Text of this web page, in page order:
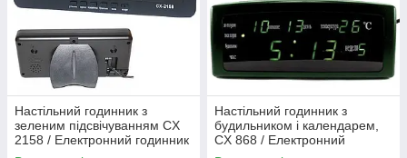
Настільний годинник з
зеленим підсвічуванням CX
2158 / Електронний годинник
з термометром
Настільний годинник з
будильником і календарем,
CX 868 / Електронний
годинник з підсвічуванням /